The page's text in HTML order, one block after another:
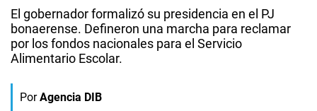
El gobernador formalizó su presidencia en el PJ
bonaerense. Defineron una marcha para reclamar
por los fondos nacionales para el Servicio
Alimentario Escolar.
Por Agencia DIB